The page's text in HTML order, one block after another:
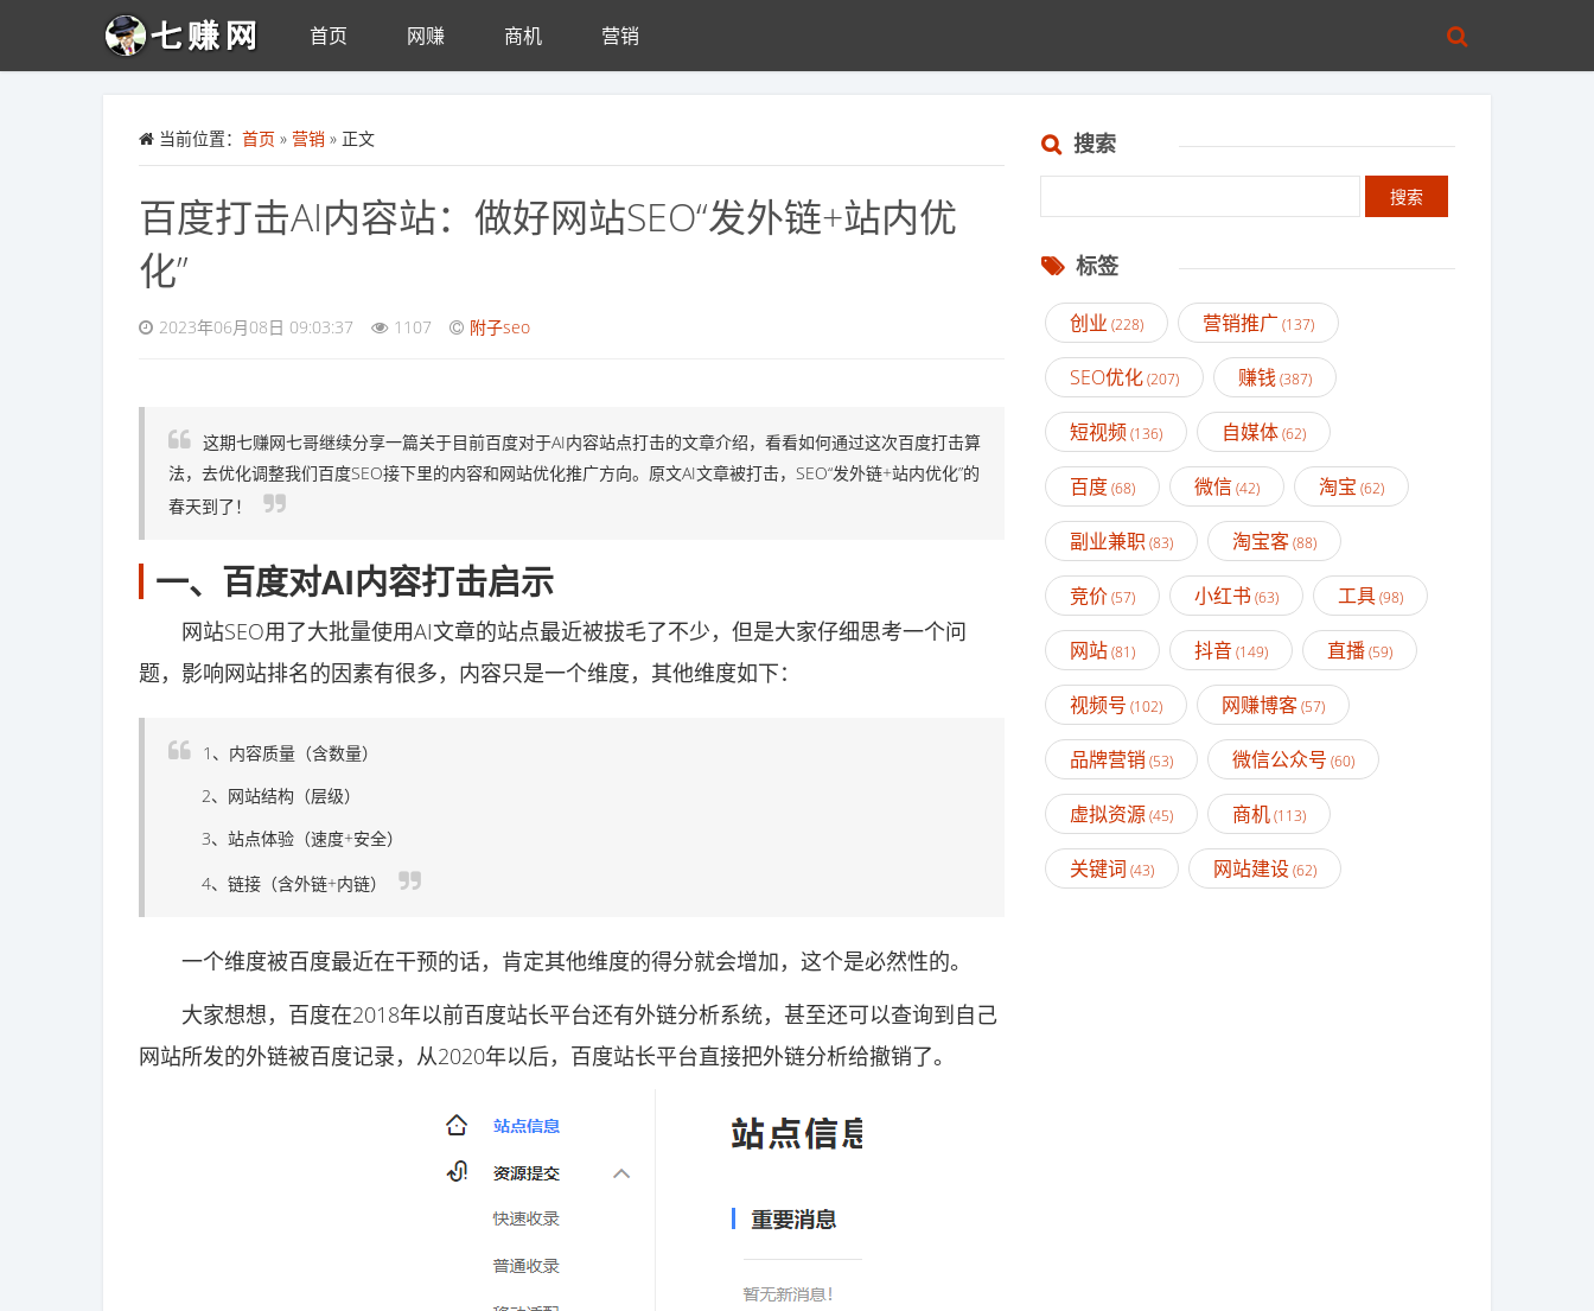
首页 网赚 商机 营销
当前位置： 首页 » 营销 » 正文
百度打击AI内容站：做好网站SEO“发外链+站内优
化”
2023年06月08日 09:03:37 1107 附子seo
这期七赚网七哥继续分享一篇关于目前百度对于AI内容站点打击的文章介绍，看看如何通过这次百度打击算
法，去优化调整我们百度SEO接下里的内容和网站优化推广方向。原文AI文章被打击，SEO“发外链+站内优化”的
春天到了！
一、百度对AI内容打击启示
网站SEO用了大批量使用AI文章的站点最近被拔毛了不少，但是大家仔细思考一个问
题，影响网站排名的因素有很多，内容只是一个维度，其他维度如下：
1、内容质量（含数量）
2、网站结构（层级）
3、站点体验（速度+安全）
4、链接（含外链+内链）
一个维度被百度最近在干预的话，肯定其他维度的得分就会增加，这个是必然性的。
大家想想，百度在2018年以前百度站长平台还有外链分析系统，甚至还可以查询到自己
网站所发的外链被百度记录，从2020年以后，百度站长平台直接把外链分析给撤销了。
搜索
标签
创业 (228) 营销推广 (137)
SEO优化(207) 赚钱(387)
短视频(136) 自媒体(62)
百度(68) 微信(42) 淘宝 (62)
副业兼职 (83) 淘宝客(88)
竞价(57) 小红书 (63) 工具(98)
网站(81) 抖音(149) 直播(59)
视频号 (102) 网赚博客(57)
品牌营销 (53) 微信公众号 (60)
虚拟资源(45) 商机(113)
关键词 (43) 网站建设(62)